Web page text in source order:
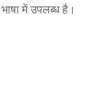
में उपलब्ध है।